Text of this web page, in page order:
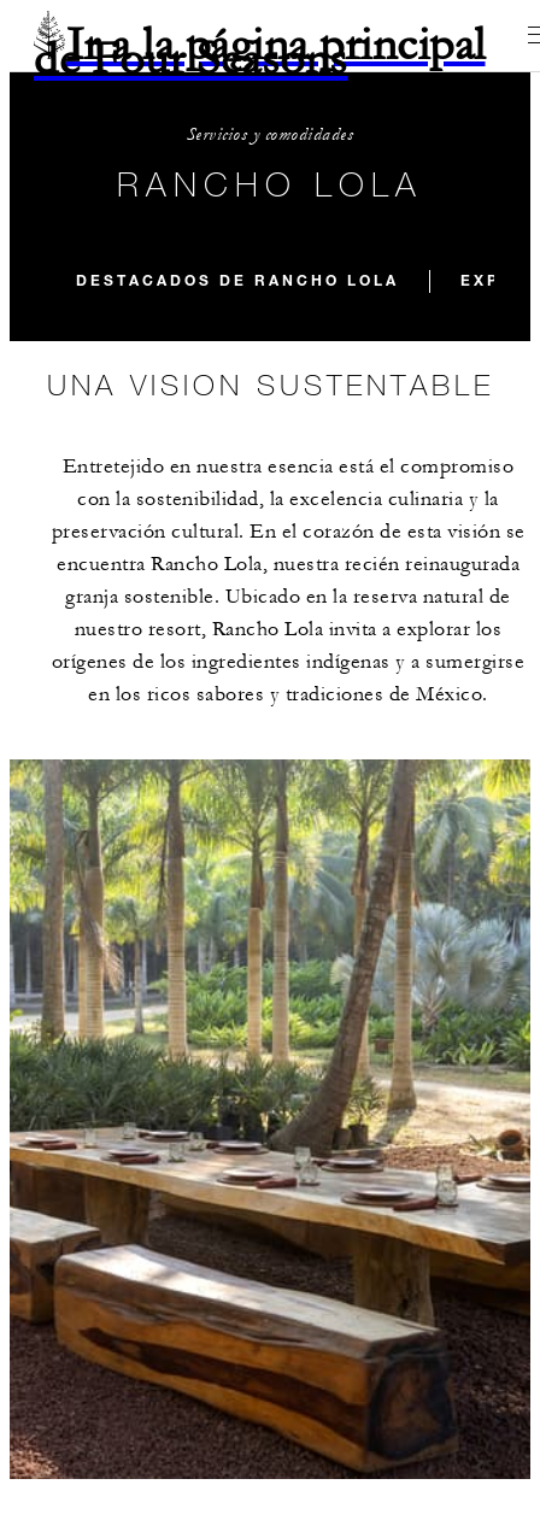
Ir a la página principal
de Four Seasons
Servicios y comodidades
RANCHO LOLA
DESTACADOS DE RANCHO LOLA
UNA VISION SUSTENTABLE
Entretejido en nuestra esencia está el compromiso
con la sostenibilidad, la excelencia culinaria y la
preservación cultural. En el corazón de esta visión se
encuentra Rancho Lola, nuestra recién reinaugurada
granja sostenible. Ubicado en la reserva natural de
nuestro resort, Rancho Lola invita a explorar los
orígenes de los ingredientes indígenas y a sumergirse
en los ricos sabores y tradiciones de México.